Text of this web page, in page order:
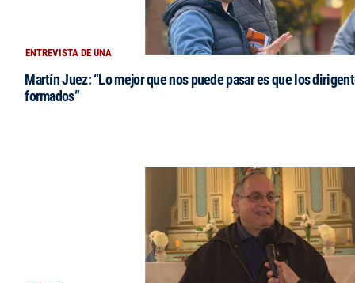
ENTREVISTA DE UNA
Martín Juez: “Lo mejor que nos puede pasar es que los
formados”